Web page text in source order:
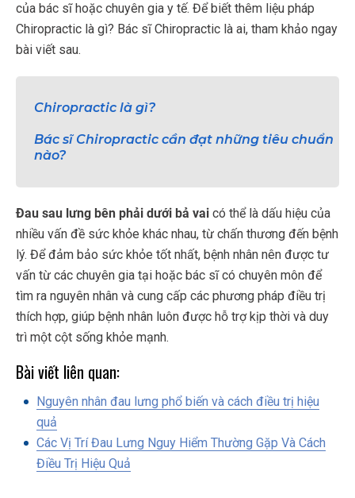
của bác sĩ hoặc chuyên gia y tế. Để biết thêm liệu pháp
Chiropractic là gì? Bác sĩ Chiropractic là ai, tham khảo ngay
bài viết sau.
Chiropractic là gì?
Bác sĩ Chiropractic cần đạt những tiêu chuẩn
nào?
Đau sau lưng bên phải dưới bả vai có thể là dấu hiệu của
nhiều vấn đề sức khỏe khác nhau, từ chấn thương đến bệnh
lý. Để đảm bảo sức khỏe tốt nhất, bệnh nhân nên được tư
vấn từ các chuyên gia tại hoặc bác sĩ có chuyên môn để
tìm ra nguyên nhân và cung cấp các phương pháp điều trị
thích hợp, giúp bệnh nhân luôn được hỗ trợ kịp thời và duy
trì một cột sống khỏe mạnh.
Bài viết liên quan:
Nguyên nhân đau lưng phổ biến và cách điều trị hiệu
quả
Các Vị Trí Đau Lưng Nguy Hiểm Thường Gặp Và Cách
Điều Trị Hiệu Quả